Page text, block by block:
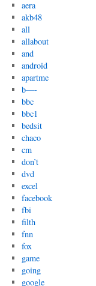
aera
akb48
all
allabout
and
android
apartme
b—-
bbc
bbc1
bedsit
chaco
cm
don’t
dvd
excel
facebook
fbi
filth
fnn
fox
game
going
google